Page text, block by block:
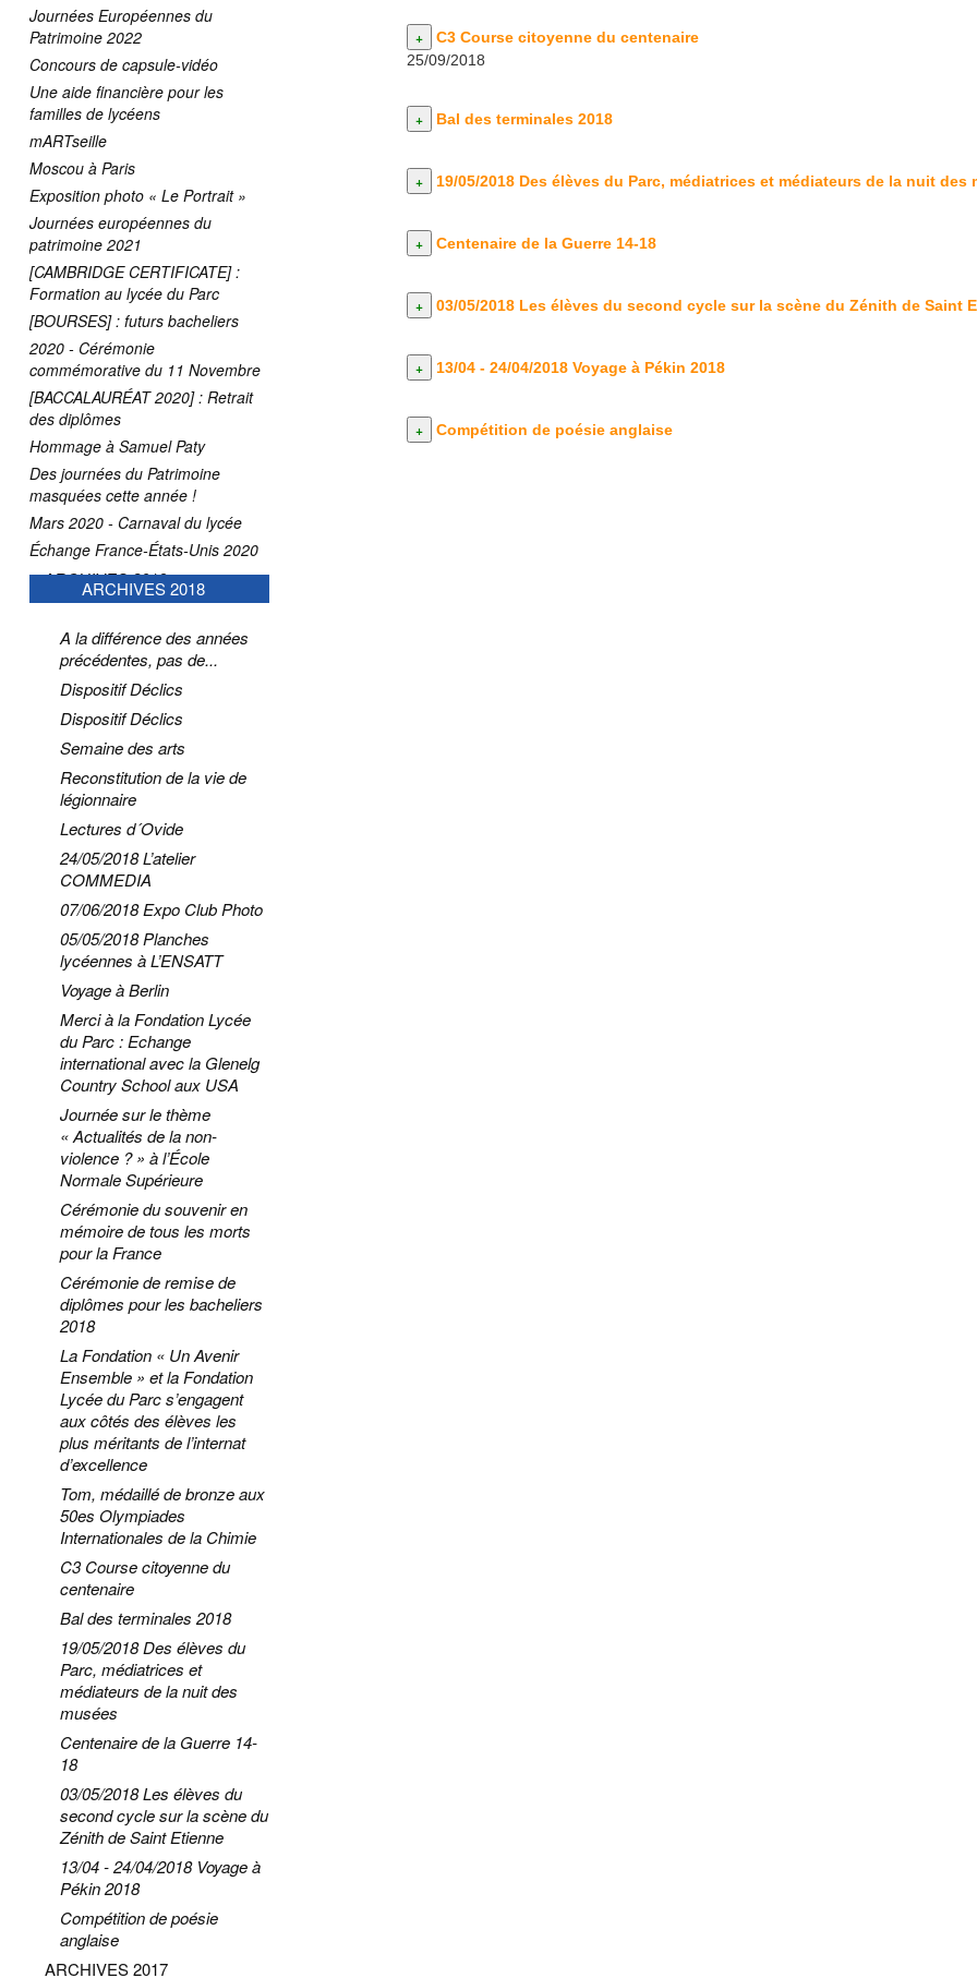
C3 Course citoyenne du centenaire
25/09/2018
Bal des terminales 2018
19/05/2018 Des élèves du Parc, médiatrices et médiateurs de la nuit des
Centenaire de la Guerre 14-18
03/05/2018 Les élèves du second cycle sur la scène du Zénith de Saint
13/04 - 24/04/2018 Voyage à Pékin 2018
Compétition de poésie anglaise
Journées Européennes du
Patrimoine 2022
Concours de capsule-vidéo
Une aide financière pour les
familles de lycéens
mARTseille
Moscou à Paris
Exposition photo « Le Portrait »
Journées européennes du
patrimoine 2021
[CAMBRIDGE CERTIFICATE] :
Formation au lycée du Parc
[BOURSES] : futurs bacheliers
2020 - Cérémonie
commémorative du 11 Novembre
[BACCALAURÉAT 2020] : Retrait
des diplômes
Hommage à Samuel Paty
Des journées du Patrimoine
masquées cette année !
Mars 2020 - Carnaval du lycée
Échange France-États-Unis 2020
ARCHIVES 2019
ARCHIVES 2018
A la différence des années
précédentes, pas de...
Dispositif Déclics
Dispositif Déclics
Semaine des arts
Reconstitution de la vie de
légionnaire
Lectures d´Ovide
24/05/2018 L’atelier
COMMEDIA
07/06/2018 Expo Club Photo
05/05/2018 Planches
lycéennes à L’ENSATT
Voyage à Berlin
Merci à la Fondation Lycée
du Parc : Echange
international avec la Glenelg
Country School aux USA
Journée sur le thème
« Actualités de la non-
violence ? » à l’École
Normale Supérieure
Cérémonie du souvenir en
mémoire de tous les morts
pour la France
Cérémonie de remise de
diplômes pour les bacheliers
2018
La Fondation « Un Avenir
Ensemble » et la Fondation
Lycée du Parc s’engagent
aux côtés des élèves les
plus méritants de l’internat
d’excellence
Tom, médaillé de bronze aux
50es Olympiades
Internationales de la Chimie
C3 Course citoyenne du
centenaire
Bal des terminales 2018
19/05/2018 Des élèves du
Parc, médiatrices et
médiateurs de la nuit des
musées
Centenaire de la Guerre 14-
18
03/05/2018 Les élèves du
second cycle sur la scène du
Zénith de Saint Etienne
13/04 - 24/04/2018 Voyage à
Pékin 2018
Compétition de poésie
anglaise
ARCHIVES 2017